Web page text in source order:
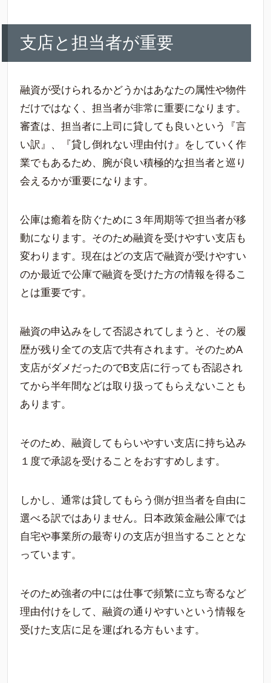
支店と担当者が重要
融資が受けられるかどうかはあなたの属性や物件
だけではなく、担当者が非常に重要になります。
審査は、担当者に上司に貸しても良いという『言
い訳』、『貸し倒れない理由付け』をしていく作
業でもあるため、腕が良い積極的な担当者と巡り
会えるかが重要になります。
公庫は癒着を防ぐために３年周期等で担当者が移
動になります。そのため融資を受けやすい支店も
変わります。現在はどの支店で融資が受けやすい
のか最近で公庫で融資を受けた方の情報を得るこ
とは重要です。
融資の申込みをして否認されてしまうと、その履
歴が残り全ての支店で共有されます。そのためA
支店がダメだったのでB支店に行っても否認され
てから半年間などは取り扱ってもらえないことも
あります。
そのため、融資してもらいやすい支店に持ち込み
１度で承認を受けることをおすすめします。
しかし、通常は貸してもらう側が担当者を自由に
選べる訳ではありません。日本政策金融公庫では
自宅や事業所の最寄りの支店が担当することとな
っています。
そのため強者の中には仕事で頻繁に立ち寄るなど
理由付けをして、融資の通りやすいという情報を
受けた支店に足を運ばれる方もいます。